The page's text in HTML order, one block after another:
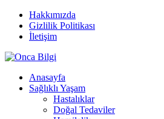
Hakkımızda
Gizlilik Politikası
İletişim
Anasayfa
Sağlıklı Yaşam
Hastalıklar
Doğal Tedaviler